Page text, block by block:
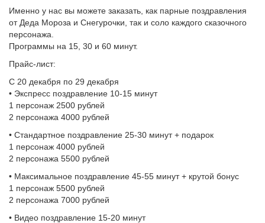
Именно у нас вы можете заказать, как парные поздравления
от Деда Мороза и Снегурочки, так и соло каждого сказочного
персонажа.
Программы на 15, 30 и 60 минут.
Прайс-лист:
С 20 декабря по 29 декабря
• Экспресс поздравление 10-15 минут
1 персонаж 2500 рублей
2 персонажа 4000 рублей
• Стандартное поздравление 25-30 минут + подарок
1 персонаж 4000 рублей
2 персонажа 5500 рублей
• Максимальное поздравление 45-55 минут + крутой бонус
1 персонаж 5500 рублей
2 персонажа 7000 рублей
• Видео поздравление 15-20 минут